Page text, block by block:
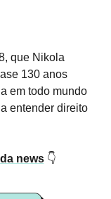
que Nikola
130 anos
em todo mundo
entender direito
news👇